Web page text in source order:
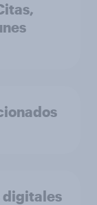
digitales